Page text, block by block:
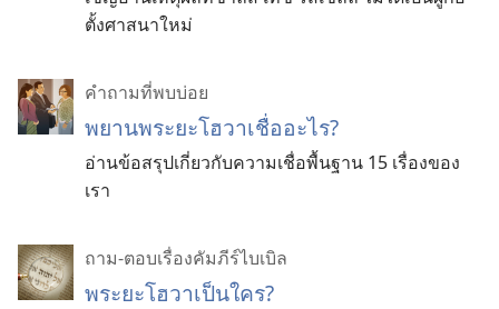
ตั้งศาสนาใหม่
คำถามที่พบบ่อย
พยานพระยะโฮวาเชื่ออะไร?
อ่านข้อสรุปเกี่ยวกับความเชื่อพื้นฐาน 15 เรื่องของ
เรา
ถาม-ตอบเรื่องคัมภีร์ไบเบิล
พระยะโฮวาเป็นใคร?